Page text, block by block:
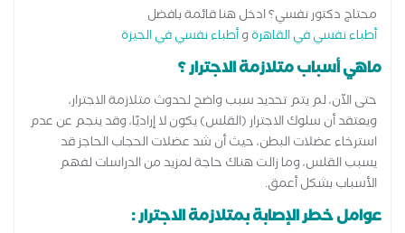
محتاج دكتور نفسي؟ ادخل هنا قائمة بافضل
أطباء نفسي في القاهرةوأطباء نفسي في الجيزة
ماهي أسباب متلازمة الاجترار ؟
حتى الآن، لم يتم تحديد سبب واضح لحدوث متلازمة الاجترار،
ويعتقد أن سلوك الاجترار (القلس) يكون لا إراديًا، وقد ينجم عن عدم
استرخاء عضلات البطن، حيث أن شد عضلات الحجاب الحاجز قد
يسبب القلس، وما زالت هناك حاجة لمزيد من الدراسات لفهم
الأسباب بشكل أعمق.
عوامل خطر الإصابة بمتلازمة الاجترار :